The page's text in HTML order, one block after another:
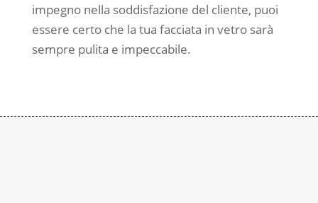
impegno nella soddisfazione del cliente, puoi
essere certo che la tua facciata in vetro sarà
sempre pulita e impeccabile.